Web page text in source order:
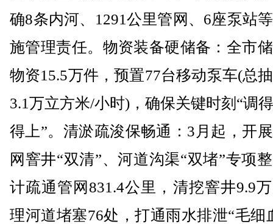
确8条内河、1291公里管网、6座泵站
施管理责任。物资装备硬储备：全市
物资15.5万件，预置77台移动泵车(总
3.1万立方米/小时)，确保关键时刻“调
得上”。清淤疏浚保畅通：3月起，开
网窨井“双清”、河道沟渠“双堵”专项
计疏通管网831.4公里，清挖窨井9.9
理河道堵塞76处，打通雨水排泄“毛细